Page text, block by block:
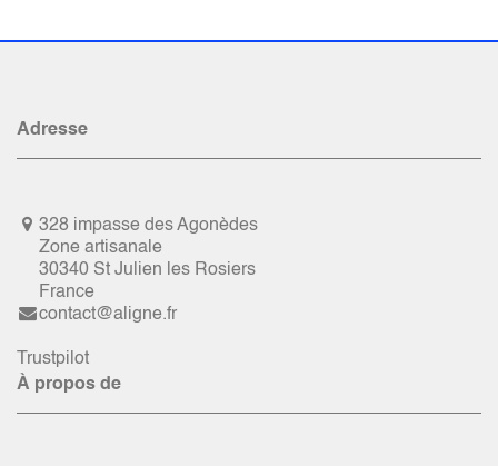
Adresse
328 impasse des Agonèdes
Zone artisanale
30340 St Julien les Rosiers
France
contact@aligne.fr
Trustpilot
À propos de